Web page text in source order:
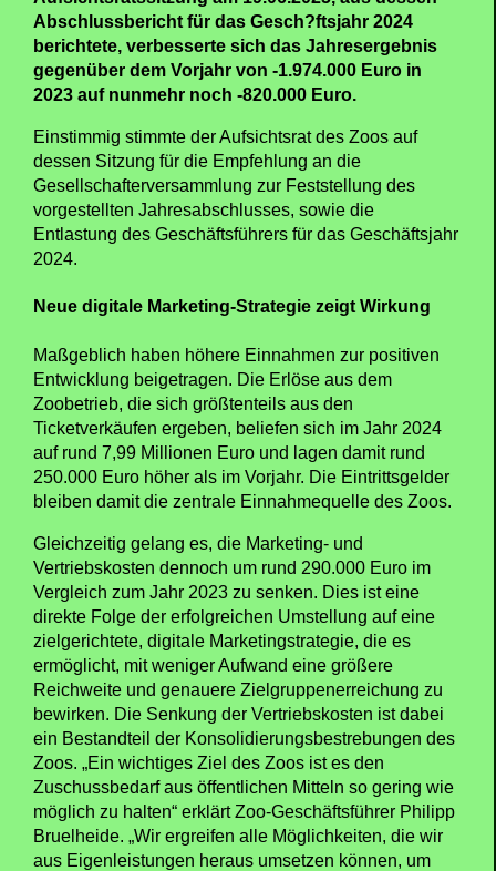
Abschlussbericht für das Gesch?ftsjahr 2024
berichtete, verbesserte sich das Jahresergebnis
gegenüber dem Vorjahr von -1.974.000 Euro in
2023 auf nunmehr noch -820.000 Euro.
Einstimmig stimmte der Aufsichtsrat des Zoos auf
dessen Sitzung für die Empfehlung an die
Gesellschafterversammlung zur Feststellung des
vorgestellten Jahresabschlusses, sowie die
Entlastung des Geschäftsführers für das Geschäftsjahr
2024.
Neue digitale Marketing-Strategie zeigt Wirkung
Maßgeblich haben höhere Einnahmen zur positiven
Entwicklung beigetragen. Die Erlöse aus dem
Zoobetrieb, die sich größtenteils aus den
Ticketverkäufen ergeben, beliefen sich im Jahr 2024
auf rund 7,99 Millionen Euro und lagen damit rund
250.000 Euro höher als im Vorjahr. Die Eintrittsgelder
bleiben damit die zentrale Einnahmequelle des Zoos.
Gleichzeitig gelang es, die Marketing- und
Vertriebskosten dennoch um rund 290.000 Euro im
Vergleich zum Jahr 2023 zu senken. Dies ist eine
direkte Folge der erfolgreichen Umstellung auf eine
zielgerichtete, digitale Marketingstrategie, die es
ermöglicht, mit weniger Aufwand eine größere
Reichweite und genauere Zielgruppenerreichung zu
bewirken. Die Senkung der Vertriebskosten ist dabei
ein Bestandteil der Konsolidierungsbestrebungen des
Zoos. „Ein wichtiges Ziel des Zoos ist es den
Zuschussbedarf aus öffentlichen Mitteln so gering wie
möglich zu halten“ erklärt Zoo-Geschäftsführer Philipp
Bruelheide. „Wir ergreifen alle Möglichkeiten, die wir
aus Eigenleistungen heraus umsetzen können, um